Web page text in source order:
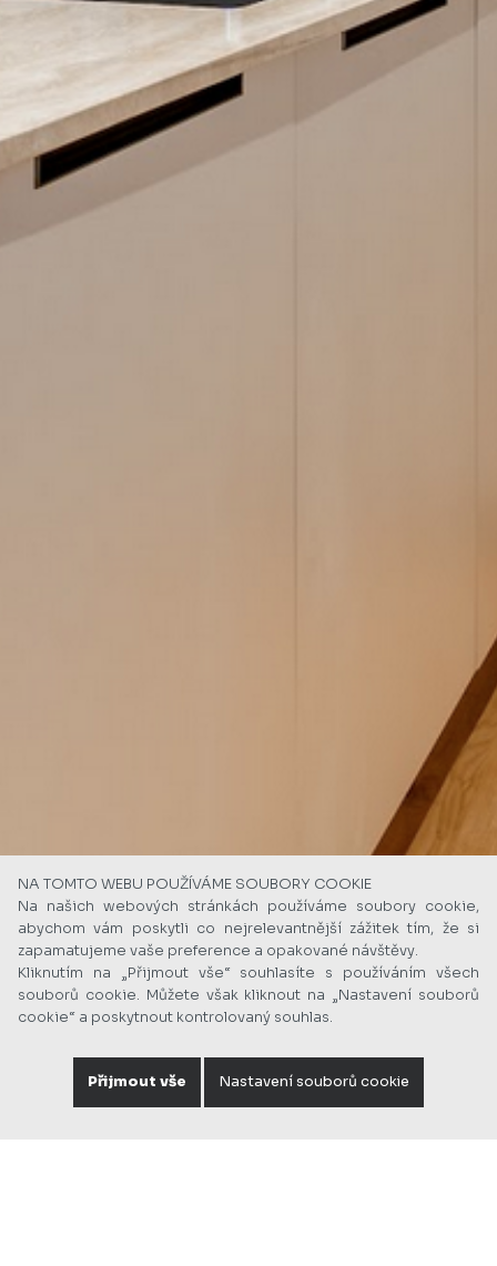
NA TOMTO WEBU POUŽÍVÁME SOUBORY COOKIE
Na našich webových stránkách používáme soubory cookie,
abychom vám poskytli co nejrelevantnější zážitek tím, že si
zapamatujeme vaše preference a opakované návštěvy.
Kliknutím na „Přijmout vše“ souhlasíte s používáním všech
souborů cookie. Můžete však kliknout na „Nastavení souborů
cookie“ a poskytnout kontrolovaný souhlas.
Přijmout vše Nastavení souborů cookie